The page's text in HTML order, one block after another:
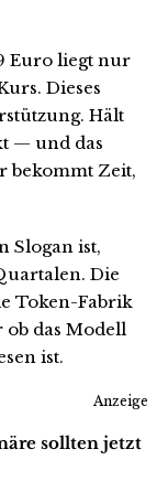
Euro liegt nur
Dieses
Hält
— und das
bekommt Zeit,
Slogan ist,
Die
Token-Fabrik
das Modell
ist.
Anzeige
sollten jetzt